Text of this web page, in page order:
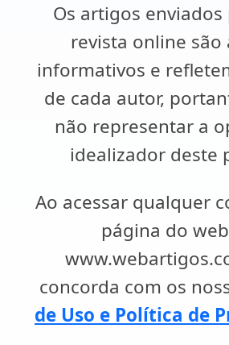
Os artigos enviados
revista online são
informativos e
de cada autor,
não representar a
idealizador deste
Ao acessar qualquer
página do
concorda com os
de Uso e Política de